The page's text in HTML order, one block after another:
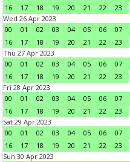
16
17 18 19 20 21 22
23
Wed 26 Apr 2023
00
01 02 03 04 05 06 07
16
17 18 19 20 21 22
23
Thu 27 Apr 2023
00
01 02 03 04 05 06 07
16
17 18 19 20 21 22
23
Fri 28 Apr 2023
00
01 02 03 04 05 06 07
16
17 18 19 20 21 22
23
Sat 29 Apr 2023
00
01 02 03 04 05 06 07
16
17 18 19 20 21 22
23
Sun 30 Apr 2023